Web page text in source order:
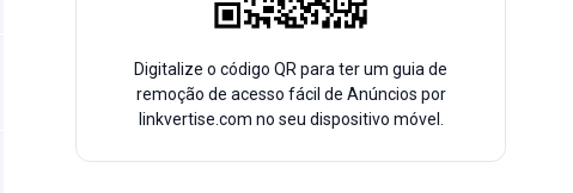
Digitalize o código QR para ter um guia de
remoção de acesso fácil de Anúncios por
linkvertise.com no seu dispositivo móvel.